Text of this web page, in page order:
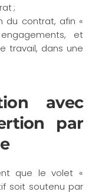
;
du contrat, afin «
et
travail, dans une
avec
par
que le volet «
soit soutenu par